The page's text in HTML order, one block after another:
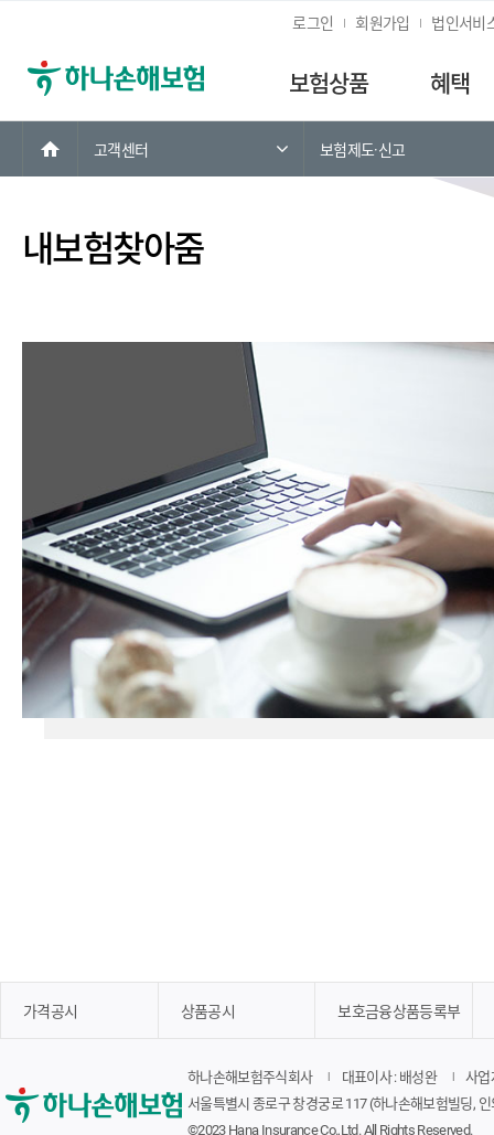
로그인 회원가입 법인서비
보험상품 혜택
고객센터 보험제도·신고
내보험찾아줌
가격공시 상품공시 보호금융상품등록부
하나손해보험주식회사 대표이사 : 배성완
사업
서울특별시 종로구 창경궁로 117 (하나손해보험빌딩,
©2023 Hana Insurance Co.,Ltd. All Rights Reserved.